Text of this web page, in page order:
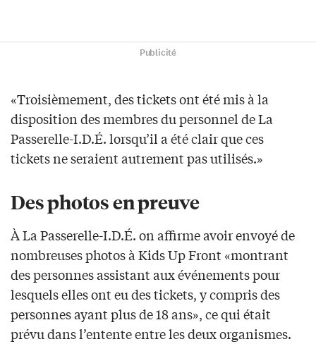
Publicité
«Troisièmement, des tickets ont été mis à la
disposition des membres du personnel de La
Passerelle-I.D.É. lorsqu’il a été clair que ces
tickets ne seraient autrement pas utilisés.»
Des photos en preuve
À La Passerelle-I.D.É. on affirme avoir envoyé de
nombreuses photos à Kids Up Front «montrant
des personnes assistant aux événements pour
lesquels elles ont eu des tickets, y compris des
personnes ayant plus de 18 ans», ce qui était
prévu dans l’entente entre les deux organismes.